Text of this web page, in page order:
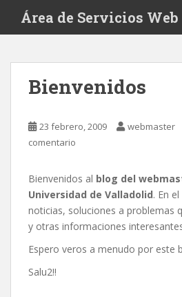
i
Área de Servicios Web
Blog
Bienvenidos
23 febrero, 2009 webmaster
comentario
Bienvenidos al blog del
Universidad de Valladolid. En
noticias, soluciones a problemas
y otras informaciones
Espero veros a menudo por este
Salu2!!